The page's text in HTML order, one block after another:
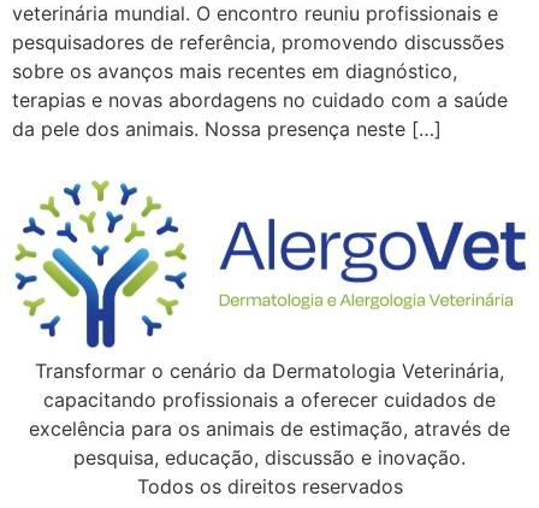
veterinária mundial. O encontro reuniu profissionais e
pesquisadores de referência, promovendo discussões
sobre os avanços mais recentes em diagnóstico,
terapias e novas abordagens no cuidado com a saúde
da pele dos animais. Nossa presença neste […]
Transformar o cenário da Dermatologia Veterinária,
capacitando profissionais a oferecer cuidados de
excelência para os animais de estimação, através de
pesquisa, educação, discussão e inovação.
Todos os direitos reservados